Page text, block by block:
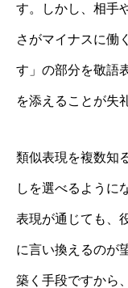
す。しかし、相手
さがマイナスに働
す」の部分を敬語
を添えることが失
類似表現を複数知
しを選べるように
表現が通じても、
に言い換えるのが
築く手段ですから